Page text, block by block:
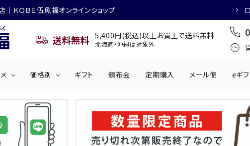
ＫＯＢＥ伍魚福オンラインショップ
送料無料 5,400円(税込)以上お買上で送料無料
北海道・沖縄は対象外
産物 乳製品 か
価格別
501円～1,000円 1,001円～2,000円
ギフト 頒布会 定期購入 メール便 eギフ